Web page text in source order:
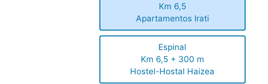
Km 6,5
Apartamentos Irati
Espinal
Km 6,5 + 300 m
Hostel-Hostal Haizea